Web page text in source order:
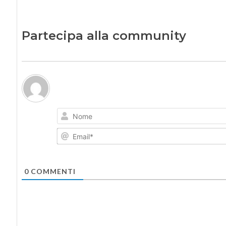
Partecipa alla community
0COMMENTI